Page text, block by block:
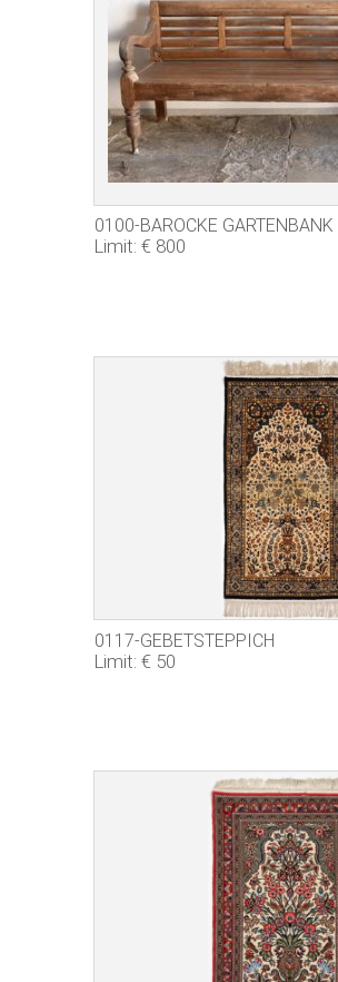
0100-BAROCKE GARTENBANK
Limit: € 800
0117-GEBETSTEPPICH
Limit: € 50